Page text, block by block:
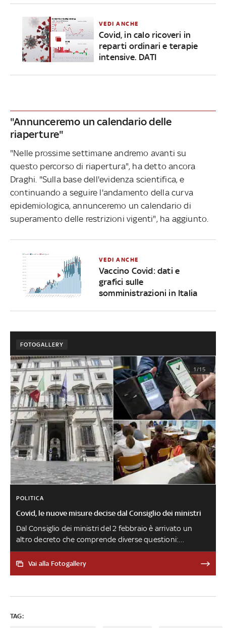
VEDI ANCHE
Covid, in calo ricoveri in
reparti ordinari e terapie
intensive. DATI
"Annunceremo un calendario delle
riaperture"
"Nelle prossime settimane andremo avanti su
questo percorso di riapertura", ha detto ancora
Draghi. "Sulla base dell'evidenza scientifica, e
continuando a seguire l'andamento della curva
epidemiologica, annunceremo un calendario di
superamento delle restrizioni vigenti", ha aggiunto.
VEDI ANCHE
Vaccino Covid: dati e
grafici sulle
somministrazioni in Italia
FOTOGALLERY
1/15
POLITICA
Covid, le nuove misure decise dal Consiglio dei ministri
Dal Consiglio dei ministri del 2 febbraio è arrivato un
altro decreto che comprende diverse questioni:
dall'estensione della validità della certificazione verde
per chi ha tre dosi fino alla riduzione del ricorso alla Dad
Vai alla Fotogallery
TAG: